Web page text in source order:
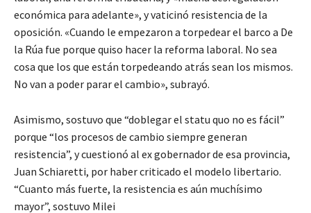
económica para adelante», y vaticinó resistencia de la
oposición. «Cuando le empezaron a torpedear el barco a De
la Rúa fue porque quiso hacer la reforma laboral. No sea
cosa que los que están torpedeando atrás sean los mismos.
No van a poder parar el cambio», subrayó.
Asimismo, sostuvo que “doblegar el statu quo no es fácil”
porque “los procesos de cambio siempre generan
resistencia”, y cuestionó al ex gobernador de esa provincia,
Juan Schiaretti, por haber criticado el modelo libertario.
“Cuanto más fuerte, la resistencia es aún muchísimo
mayor”, sostuvo Milei